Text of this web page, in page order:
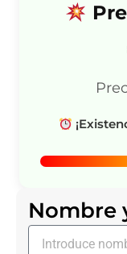
Nombre